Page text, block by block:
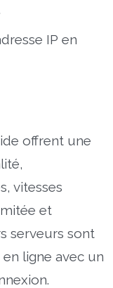
IP en
offrent une
vitesses
et
serveurs sont
ligne avec un